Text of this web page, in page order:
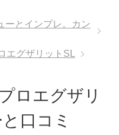
ーとインプレ。カン
エグザリットSL
ロエグザリ
口コミ